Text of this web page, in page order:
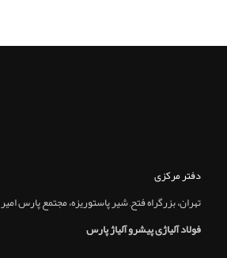
دفتر مرکزی
تهران، بزرگراه فتح, شير پاستوريزه، مجتمع پارس امير
فولاد آلیاژی پیشرو آلیاژ پارس